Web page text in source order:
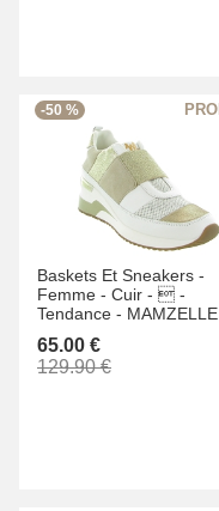
-50 %
Baskets Et Sneakers -
Femme - Cuir -  -
Tendance - MAMZELLE
65.00 €
129.90 €